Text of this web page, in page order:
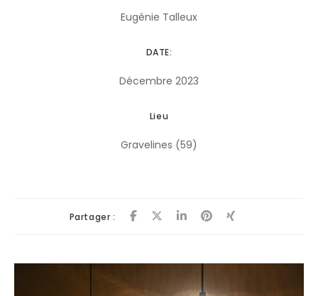
Eugénie Talleux
DATE:
Décembre 2023
Lieu
Gravelines (59)
Partager :